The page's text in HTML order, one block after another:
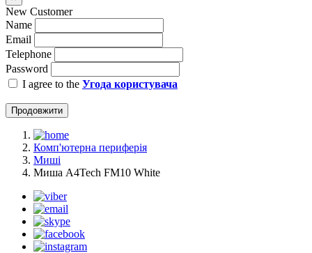
New Customer
Name
Email
Telephone
Password
I agree to the Угода користувача
Продовжити
Комп'ютерна периферія
Миші
Миша A4Tech FM10 White